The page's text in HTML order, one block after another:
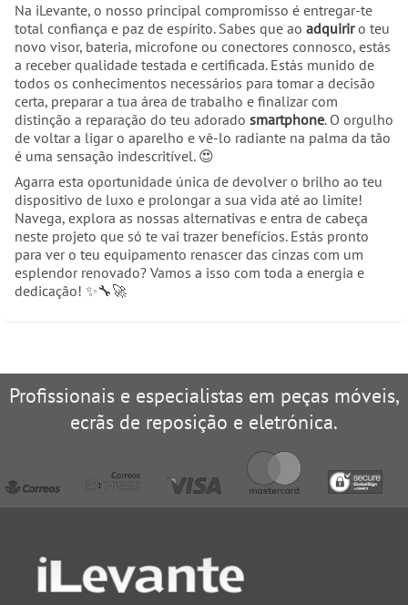
Na iLevante, o nosso principal compromisso é entregar-te
total confiança e paz de espírito. Sabes que ao adquiriro teu
novo visor, bateria, microfone ou conectores connosco, estás
a receber qualidade testada e certificada. Estás munido de
todos os conhecimentos necessários para tomar a decisão
certa, preparar a tua área de trabalho e finalizar com
distinção a reparação do teu adorado smartphone. O orgulho
de voltar a ligar o aparelho e vê-lo radiante na palma da tão
é uma sensação indescritível. 😍
Agarra esta oportunidade única de devolver o brilho ao teu
dispositivo de luxo e prolongar a sua vida até ao limite!
Navega, explora as nossas alternativas e entra de cabeça
neste projeto que só te vai trazer benefícios. Estás pronto
para ver o teu equipamento renascer das cinzas com um
esplendor renovado? Vamos a isso com toda a energia e
dedicação! ✨🔧🚀
Profissionais e especialistas em peças móveis,
ecrãs de reposição e eletrónica.